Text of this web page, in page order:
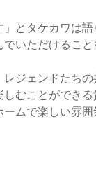
とタケカワは
いただけること
ジェンドたち
むことができる
ムで楽しい雰囲